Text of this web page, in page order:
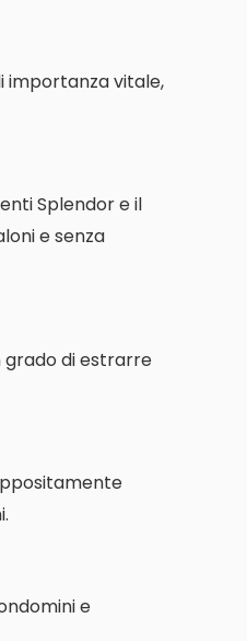
importanza vitale,
Splendor e il
e senza
grado di estrarre
e